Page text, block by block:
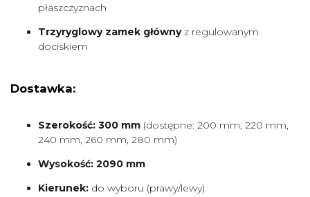
płaszczyznach
Trzyryglowy zamek głównyz regulowanym
dociskiem
Dostawka:
Szerokość: 300 mm (dostępne: 200 mm, 220 mm,
240 mm, 260 mm, 280 mm)
Wysokość: 2090 mm
Kierunek: do wyboru (prawy/lewy)